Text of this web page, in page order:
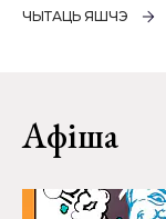
ЧЫТАЦЬ ЯШЧЭ
Афіша